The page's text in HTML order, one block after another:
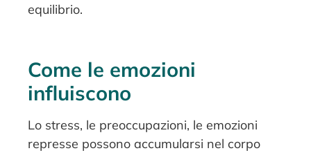
equilibrio.
Come le emozioni
influiscono
Lo stress, le preoccupazioni, le emozioni
represse possono accumularsi nel corpo